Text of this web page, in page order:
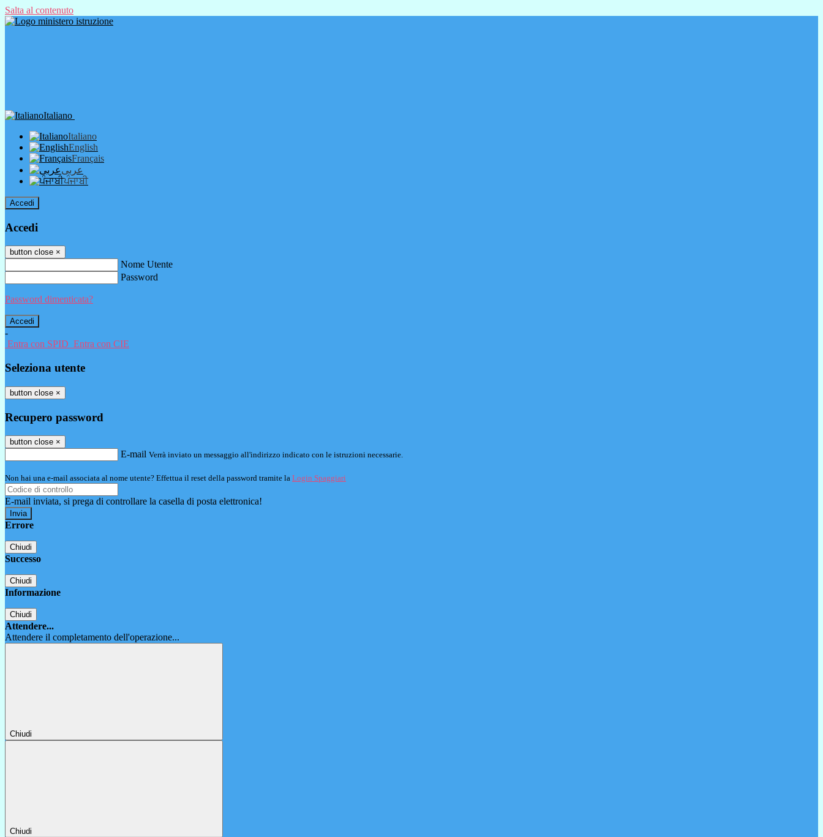
Salta al contenuto
Italiano
Italiano
English
Français
عربى
ਪੰਜਾਬੀ
Accedi
Accedi
button close ×
Nome Utente
Password
Password dimenticata?
-
Entra con SPID Entra con CIE
Seleziona utente
button close ×
Recupero password
button close ×
E-mail Verrà inviato un messaggio all'indirizzo indicato con le istruzioni necessarie.
Non hai una e-mail associata al nome utente? Effettua il reset della password tramite la Login Spaggiari
E-mail inviata, si prega di controllare la casella di posta elettronica!
Errore
Chiudi
Successo
Chiudi
Informazione
Chiudi
Attendere...
Attendere il completamento dell'operazione...
Chiudi
Chiudi